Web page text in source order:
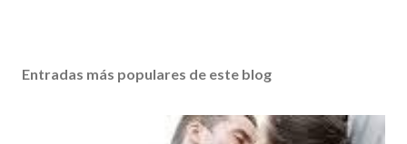
Entradas más populares de este blog